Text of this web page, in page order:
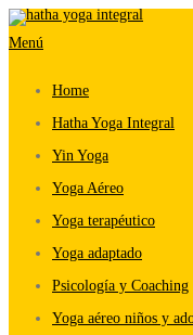
Saltar
al
Menú
Home
Hatha Yoga Integral
Yin Yoga
Yoga Aéreo
Yoga terapéutico
Yoga adaptado
Psicología y Coaching
Yoga aéreo niños y